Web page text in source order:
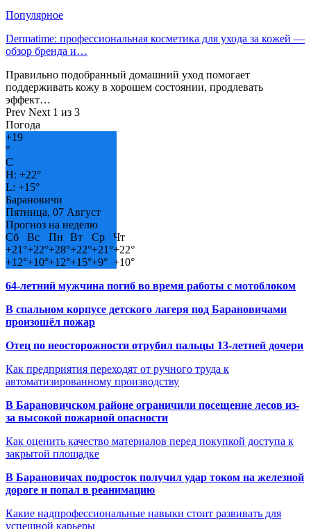
Популярное
Dermatime: профессиональная косметика для ухода за кожей —
обзор бренда и…
Правильно подобранный домашний уход помогает
поддерживать кожу в хорошем состоянии, продлевать
эффект…
Prev Next 1 из 3
Погода
+19
°
C
H: +22°
L: +15°
Барановичи
Пятница, 07 Август
Прогноз на неделю
Сб
Вс Пн Вт Ср
Чт
+21°+22°+28°+22°+21°+22°
+12°+10°+12°+15°+9° +10°
64-летний мужчина погиб во время работы с мотоблоком
В спальном корпусе детского лагеря под Барановичами
произошёл пожар
Отец по неосторожности отрубил пальцы 13-летней дочери
Как предприятия переходят от ручного труда к
автоматизированному производству
В Барановичском районе ограничили посещение лесов из-
за высокой пожарной опасности
Как оценить качество материалов перед покупкой доступа к
закрытой площадке
В Барановичах подросток получил удар током на железной
дороге и попал в реанимацию
Какие надпрофессиональные навыки стоит развивать для
успешной карьеры